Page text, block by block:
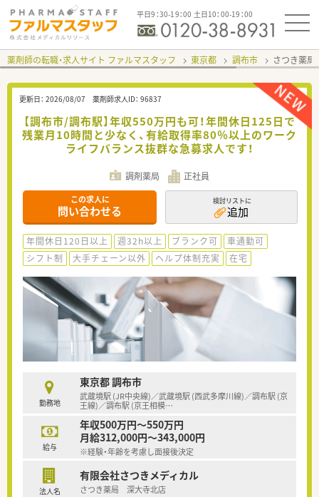
平日9：30-19：00 土日10：00-19：00
薬剤師の転職・求人サイト ファルマスタッフ 東京都 調布市 さつき薬
更新日： 2026/08/07 薬剤師求人ID： 96837
【調布市/調布駅】年収550万円も可！年間休日125日で
残業月10時間と少なく、有給取得率80％以上のワーク
ライフバランス抜群な急募求人です！
調剤薬局 正社員
この求人に
問い合わせる
検討リストに
追加
年間休日120日以上 週32h以上 ブランク可
車通勤可
シフト制
大手チェーン以外 ヘルプ体制充実 在宅
勤務地
東京都 調布市
武蔵境駅 (JR中央線)／武蔵境駅 (西武多摩川線)／調布駅 (京
王線)／調布駅 (京王相模…
給与
年収500万円～550万円
月給312,000円～343,000円
※経験・年齢を考慮し面接後決定
法人名
有限会社さつきメディカル
さつき薬局 深大寺北店